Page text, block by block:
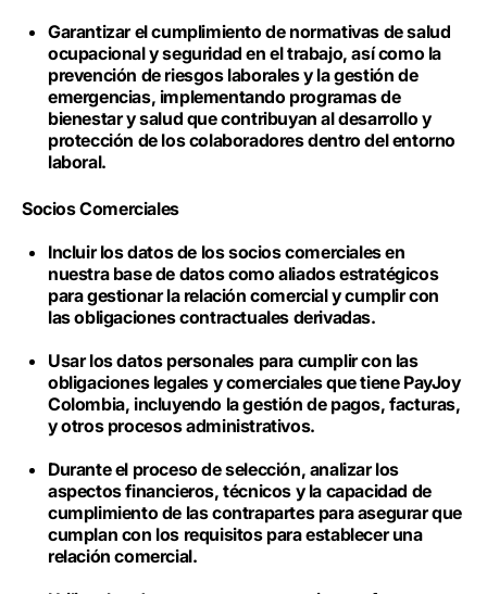
Garantizar el cumplimiento de normativas de salud
ocupacional y seguridad en el trabajo, así como la
prevención de riesgos laborales y la gestión de
emergencias, implementando programas de
bienestar y salud que contribuyan al desarrollo y
protección de los colaboradores dentro del entorno
laboral.
Socios Comerciales
Incluir los datos de los socios comerciales en
nuestra base de datos como aliados estratégicos
para gestionar la relación comercial y cumplir con
las obligaciones contractuales derivadas.
Usar los datos personales para cumplir con las
obligaciones legales y comerciales que tiene PayJoy
Colombia, incluyendo la gestión de pagos, facturas,
y otros procesos administrativos.
Durante el proceso de selección, analizar los
aspectos financieros, técnicos y la capacidad de
cumplimiento de las contrapartes para asegurar que
cumplan con los requisitos para establecer una
relación comercial.